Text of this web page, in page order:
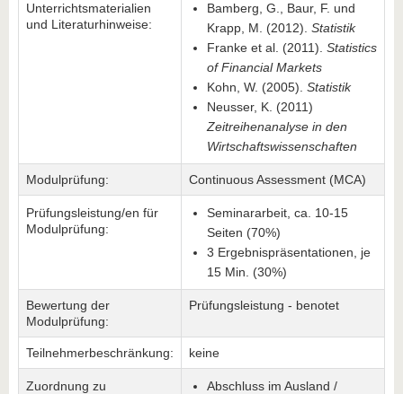
Unterrichtsmaterialien
und Literaturhinweise:
Bamberg, G., Baur, F. und
Krapp, M. (2012). Statistik
Franke et al. (2011). Statistics
of Financial Markets
Kohn, W. (2005). Statistik
Neusser, K. (2011)
Zeitreihenanalyse in den
Wirtschaftswissenschaften
Modulprüfung: Continuous Assessment (MCA)
Prüfungsleistung/en für
Modulprüfung:
Seminararbeit, ca. 10-15
Seiten (70%)
3 Ergebnispräsentationen, je
15 Min. (30%)
Bewertung der
Modulprüfung:
Prüfungsleistung - benotet
Teilnehmerbeschränkung: keine
Zuordnung zu
Abschluss im Ausland /